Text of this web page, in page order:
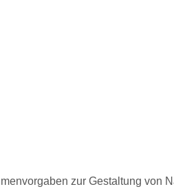
zur Gestaltung von